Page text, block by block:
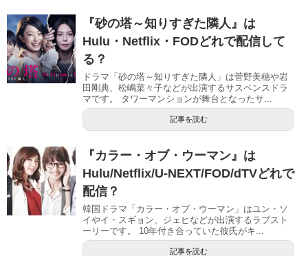
『砂の塔～知りすぎた隣人』は
Hulu・Netflix・FODどれで配信して
る？
ドラマ「砂の塔～知りすぎた隣人」は菅野美穂や岩
田剛典、松嶋菜々子などが出演するサスペンスドラ
マです。 タワーマンションが舞台となったサ...
記事を読む
『カラー・オブ・ウーマン』は
Hulu/Netflix/U-NEXT/FOD/dTVどれで
配信？
韓国ドラマ「カラー・オブ・ウーマン」はユン・ソ
イやイ・スギョン、ジェヒなどが出演するラブスト
ーリーです。 10年付き合っていた彼氏がキ...
記事を読む